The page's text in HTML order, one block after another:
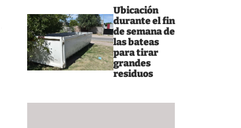
Ubicación
durante el fin
de semana de
las bateas
para tirar
grandes
residuos